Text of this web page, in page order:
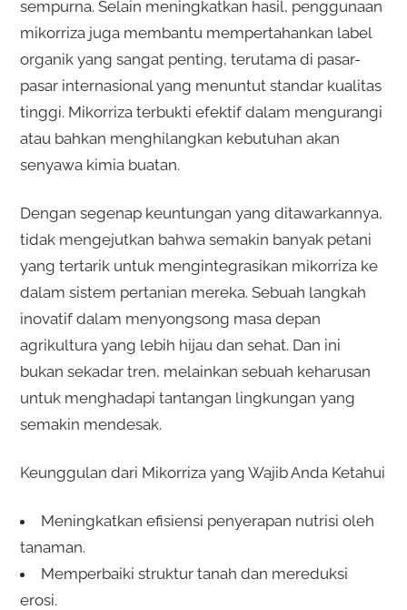
sempurna. Selain meningkatkan hasil, penggunaan
mikorriza juga membantu mempertahankan label
organik yang sangat penting, terutama di pasar-
pasar internasional yang menuntut standar kualitas
tinggi. Mikorriza terbukti efektif dalam mengurangi
atau bahkan menghilangkan kebutuhan akan
senyawa kimia buatan.
Dengan segenap keuntungan yang ditawarkannya,
tidak mengejutkan bahwa semakin banyak petani
yang tertarik untuk mengintegrasikan mikorriza ke
dalam sistem pertanian mereka. Sebuah langkah
inovatif dalam menyongsong masa depan
agrikultura yang lebih hijau dan sehat. Dan ini
bukan sekadar tren, melainkan sebuah keharusan
untuk menghadapi tantangan lingkungan yang
semakin mendesak.
Keunggulan dari Mikorriza yang Wajib Anda Ketahui
Meningkatkan efisiensi penyerapan nutrisi oleh
tanaman.
Memperbaiki struktur tanah dan mereduksi
erosi.